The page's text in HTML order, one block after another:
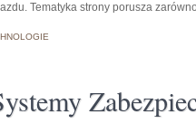
Tematyka strony porusza